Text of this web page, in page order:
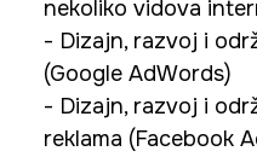
nekoliko vidova
- Dizajn, razvoj i
(Google AdWords)
- Dizajn, razvoj i
reklama (Facebook